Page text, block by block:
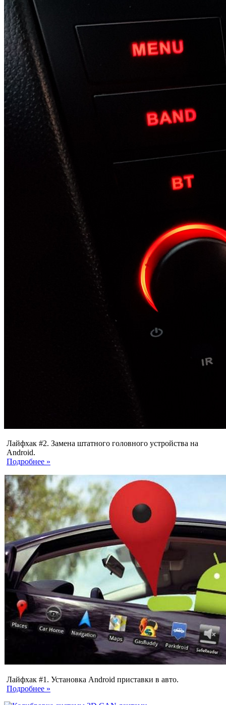
Лайфхак #2. Замена штатного головного устройства на
Android.
Подробнее »
Лайфхак #1. Установка Android приставки в авто.
Подробнее »